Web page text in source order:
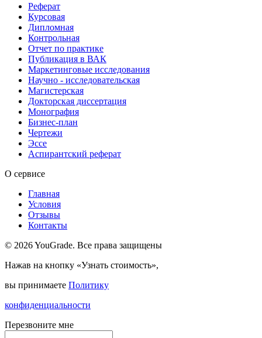
Реферат
Курсовая
Дипломная
Контрольная
Отчет по практике
Публикация в ВАК
Маркетинговые исследования
Научно - исследовательская
Магистерская
Докторская диссертация
Монография
Бизнес-план
Чертежи
Эссе
Аспирантский реферат
О сервисе
Главная
Условия
Отзывы
Контакты
© 2026 YouGrade. Все права защищены
Нажав на кнопку «Узнать стоимость»,
вы принимаете Политику
конфиденциальности
Перезвоните мне